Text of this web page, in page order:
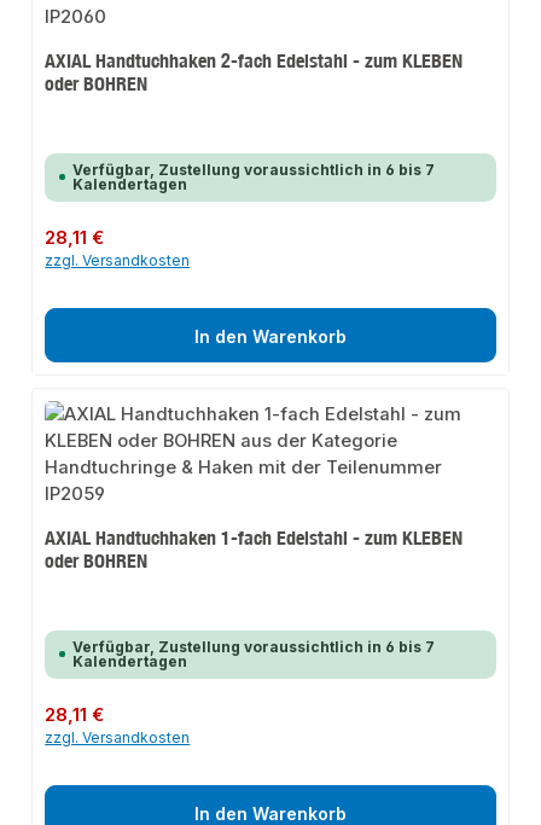
AXIAL Handtuchhaken 2-fach Edelstahl - zum KLEBEN
oder BOHREN
Verfügbar, Zustellung voraussichtlich in 6 bis 7
Kalendertagen
Regulärer Preis:
28,11 €
zzgl. Versandkosten
In den Warenkorb
AXIAL Handtuchhaken 1-fach Edelstahl - zum KLEBEN
oder BOHREN
Verfügbar, Zustellung voraussichtlich in 6 bis 7
Kalendertagen
Regulärer Preis:
28,11 €
zzgl. Versandkosten
In den Warenkorb